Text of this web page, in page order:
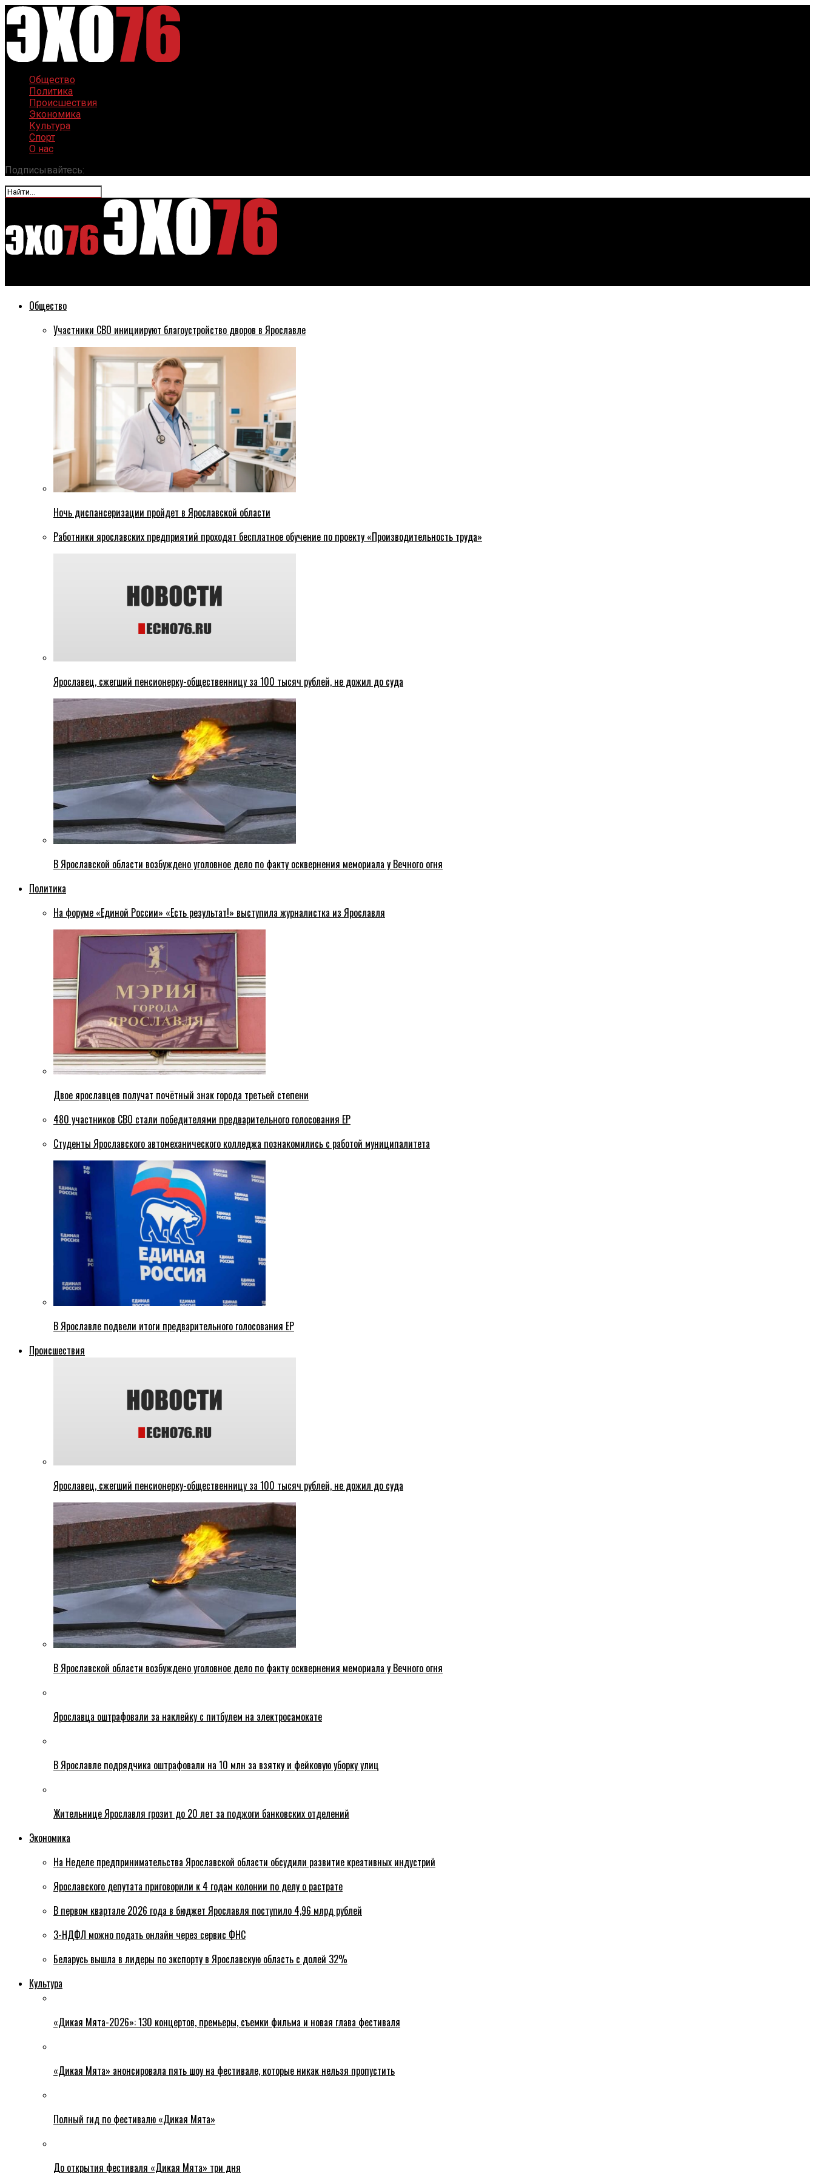
Общество
Политика
Происшествия
Экономика
Культура
Спорт
О нас
Подписывайтесь:
Общество
Участники СВО инициируют благоустройство дворов в Ярославле
Ночь диспансеризации пройдет в Ярославской области
Работники ярославских предприятий проходят бесплатное обучение по проекту «Производительность труда»
Ярославец, сжегший пенсионерку-общественницу за 100 тысяч рублей, не дожил до суда
В Ярославской области возбуждено уголовное дело по факту осквернения мемориала у Вечного огня
Политика
На форуме «Единой России» «Есть результат!» выступила журналистка из Ярославля
Двое ярославцев получат почётный знак города третьей степени
480 участников СВО стали победителями предварительного голосования ЕР
Студенты Ярославского автомеханического колледжа познакомились с работой муниципалитета
В Ярославле подвели итоги предварительного голосования ЕР
Происшествия
Ярославец, сжегший пенсионерку-общественницу за 100 тысяч рублей, не дожил до суда
В Ярославской области возбуждено уголовное дело по факту осквернения мемориала у Вечного огня
Ярославца оштрафовали за наклейку с питбулем на электросамокате
В Ярославле подрядчика оштрафовали на 10 млн за взятку и фейковую уборку улиц
Жительнице Ярославля грозит до 20 лет за поджоги банковских отделений
Экономика
На Неделе предпринимательства Ярославской области обсудили развитие креативных индустрий
Ярославского депутата приговорили к 4 годам колонии по делу о растрате
В первом квартале 2026 года в бюджет Ярославля поступило 4,96 млрд рублей
3-НДФЛ можно подать онлайн через сервис ФНС
Беларусь вышла в лидеры по экспорту в Ярославскую область с долей 32%
Культура
«Дикая Мята-2026»: 130 концертов, премьеры, съемки фильма и новая глава фестиваля
«Дикая Мята» анонсировала пять шоу на фестивале, которые никак нельзя пропустить
Полный гид по фестивалю «Дикая Мята»
До открытия фестиваля «Дикая Мята» три дня